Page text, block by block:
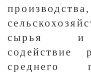
сырья и
содействие
среднего